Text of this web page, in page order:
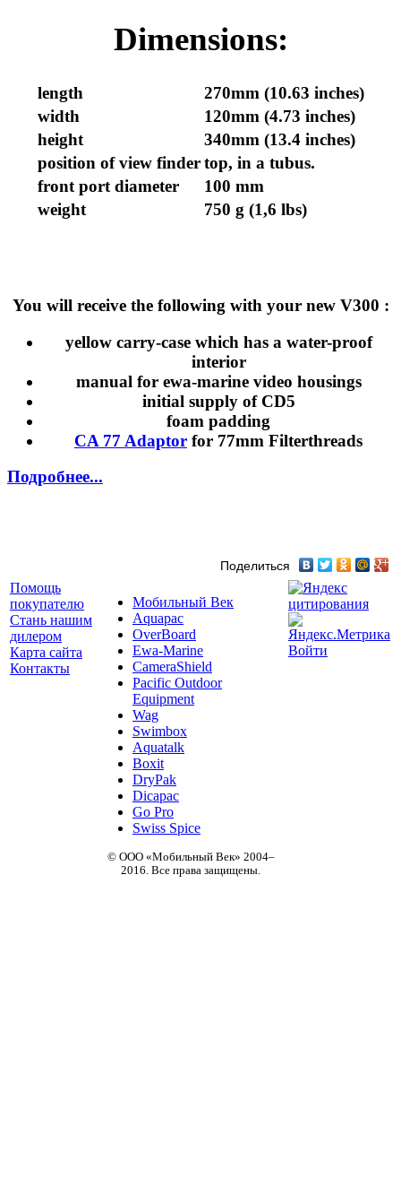
Dimensions:
length
270mm (10.63 inches)
width
120mm (4.73 inches)
height
340mm (13.4 inches)
position of view finder top, in a tubus.
front port diameter
100 mm
weight
750 g (1,6 lbs)
You will receive the following with your new V300 :
yellow carry-case which has a water-proof
interior
manual for ewa-marine video housings
initial supply of CD5
foam padding
CA 77 Adaptor for 77mm Filterthreads
Подробнее...
Поделиться
Помощь
покупателю
Стань нашим
дилером
Карта сайта
Контакты
Мобильный Век
Aquapac
OverBoard
Ewa-Marine
CameraShield
Pacific Outdoor
Equipment
Wag
Swimbox
Aquatalk
Boxit
DryPak
Dicapac
Go Pro
Swiss Spice
© ООО «Мобильный Век» 2004–
2016. Все права защищены.
Войти